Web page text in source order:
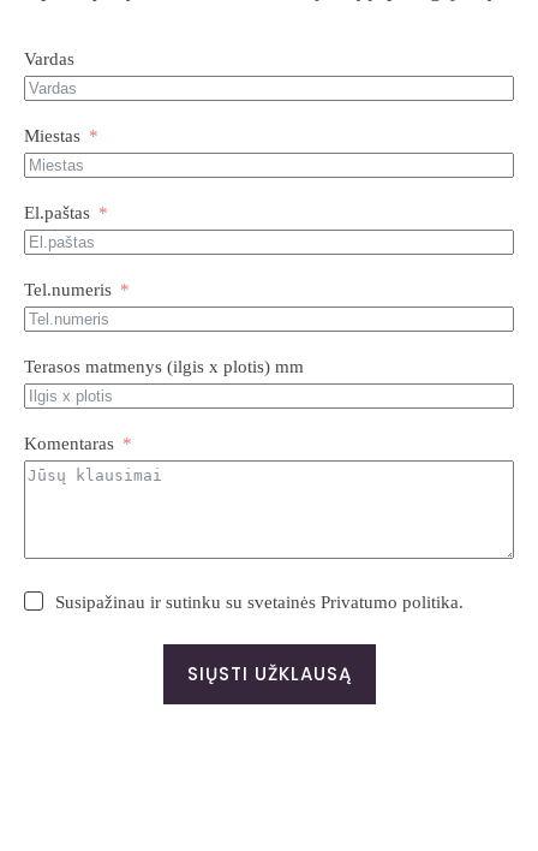
Vardas
Miestas
El.paštas
Tel.numeris
Terasos matmenys (ilgis x plotis) mm
Komentaras
Susipažinau ir sutinku su svetainės Privatumo politika.
SIŲSTI UŽKLAUSĄ